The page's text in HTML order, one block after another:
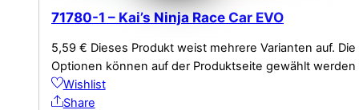
71780-1 – Kai’s Ninja Race Car EVO
5,59 € Dieses Produkt weist mehrere Varianten auf. Die
Optionen können auf der Produktseite gewählt werden
Wishlist
Share